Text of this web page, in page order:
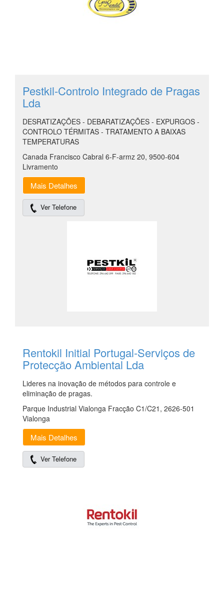
Pestkil-Controlo Integrado de Pragas
Lda
DESRATIZAÇÕES - DEBARATIZAÇÕES - EXPURGOS -
CONTROLO TÉRMITAS - TRATAMENTO A BAIXAS
TEMPERATURAS
Canada Francisco Cabral 6-F-armz 20, 9500-604
Livramento
Mais Detalhes
Ver Telefone
Rentokil Initial Portugal-Serviços de
Protecção Ambiental Lda
Lideres na inovação de métodos para controle e
eliminação de pragas.
Parque Industrial Vialonga Fracção C1/C21, 2626-501
Vialonga
Mais Detalhes
Ver Telefone